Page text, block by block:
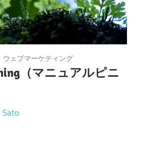
ウェブマーケティング
（マニュアルピニ
Sato